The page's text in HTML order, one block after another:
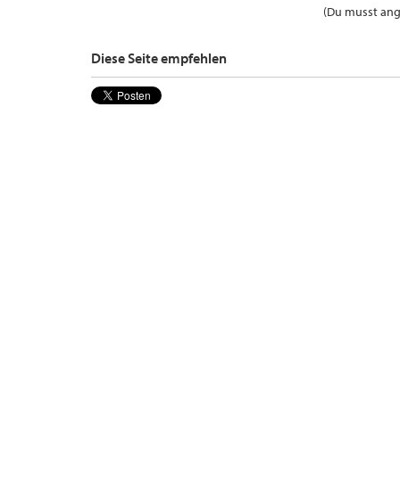
(Du musst
Diese Seite empfehlen